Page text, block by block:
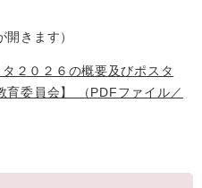
きます）
２０２６の概要及びポスタ
育委員会】 （PDFファイル／